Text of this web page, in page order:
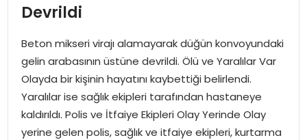
TEKNOLOJI
EĞITIM
MAGAZIN
SPOR
Devrildi
Beton mikseri virajı alamayarak düğün konvoyundaki
gelin arabasının üstüne devrildi. Ölü ve Yaralılar Var
Olayda bir kişinin hayatını kaybettiği belirlendi.
Yaralılar ise sağlık ekipleri tarafından hastaneye
kaldırıldı. Polis ve İtfaiye Ekipleri Olay Yerinde Olay
yerine gelen polis, sağlık ve itfaiye ekipleri, kurtarma